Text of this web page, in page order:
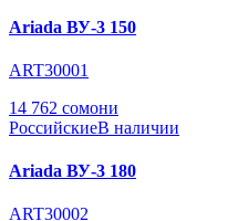
Ariada ВУ-3 150
ART30001
14 762 сомони
РоссийскиеВ наличии
Ariada ВУ-3 180
ART30002